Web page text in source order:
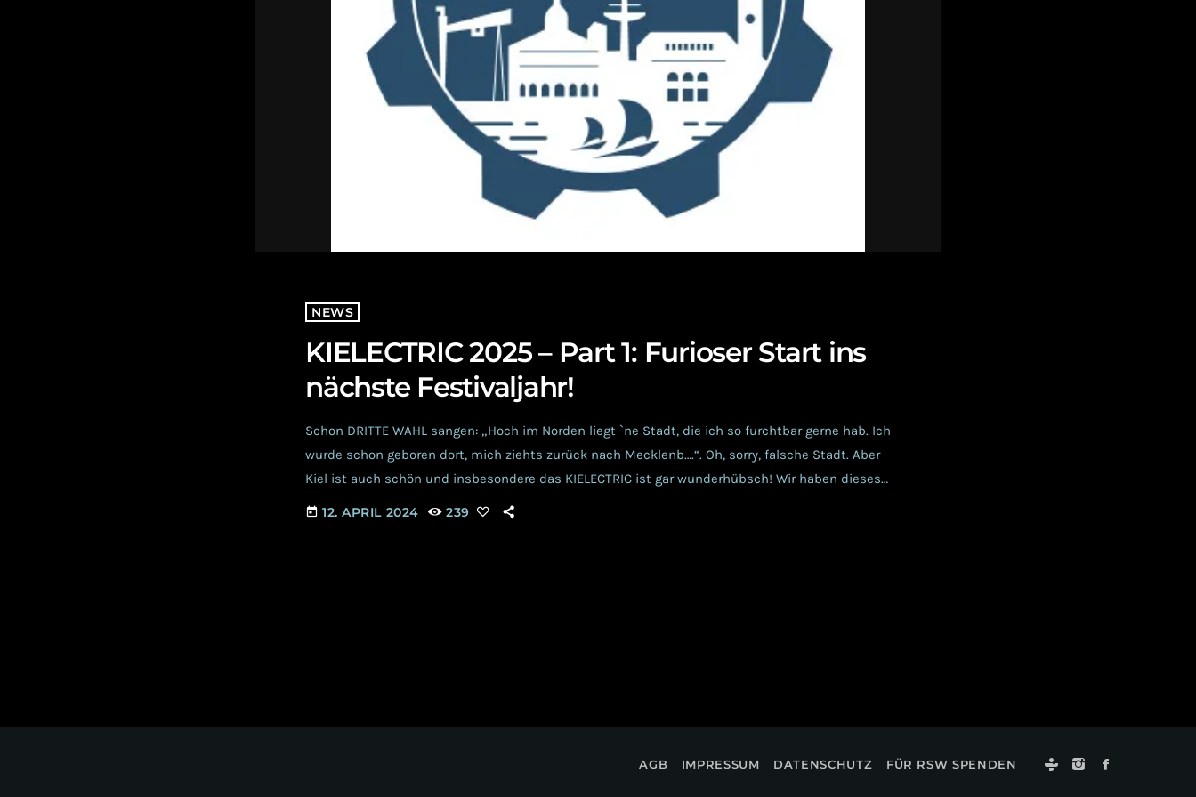
NEWS
KIELECTRIC 2025 – Part 1: Furioser Start ins
nächste Festivaljahr!
Schon DRITTE WAHL sangen: „Hoch im Norden liegt `ne Stadt, die ich so furchtbar gerne hab. Ich
wurde schon geboren dort, mich ziehts zurück nach Mecklenb….“. Oh, sorry, falsche Stadt. Aber
Kiel ist auch schön und insbesondere das KIELECTRIC ist gar wunderhübsch! Wir haben dieses
junge Festival ja schon von Anfang an begleitet und uns persönlich zweimal von der
today 12. APRIL 2024 239
AGB IMPRESSUM DATENSCHUTZ FÜR RSW SPENDEN